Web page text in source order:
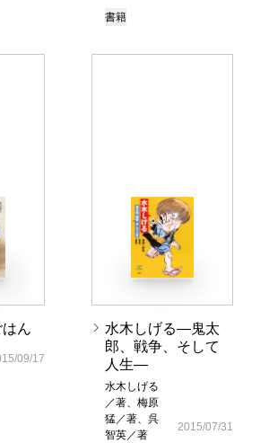
書籍
ん
09/17
水木しげる―鬼太
郎、戦争、そして
人生―
水木しげる
／著、梅原
猛／著、呉
智英／著
2015/07/31